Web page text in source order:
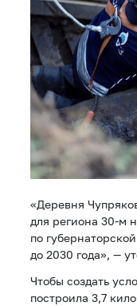
«Деревня
для региона 30-м
по
до 2030 года», —
Чтобы создать
построила 3,7